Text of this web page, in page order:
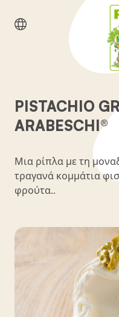
PISTACHIO
ARABESCHI®
Μια ρίπλα με τη
τραγανά κομμάτια
φρούτα..